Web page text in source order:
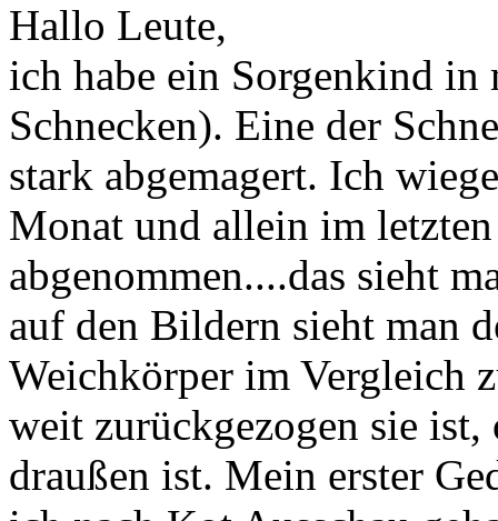
Hallo Leute,
ich habe ein Sorgenkind
Schnecken). Eine der
stark abgemagert. Ich
Monat und allein im
abgenommen....das sieht
auf den Bildern sieht man
Weichkörper im Vergleich
weit zurückgezogen sie ist,
draußen ist. Mein erster